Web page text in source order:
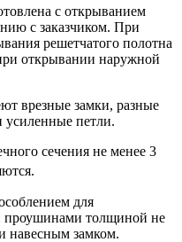
с открыванием
с заказчиком. При
решетчатого полотна
открывании наружной
врезные замки, разные
усиленные петли.
сечения не менее 3
для
проушинами толщиной не
навесным замком.